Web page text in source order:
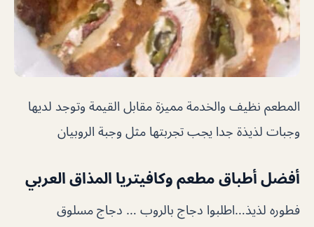
المطعم نظيف والخدمة مميزة مقابل القيمة وتوجد لديها
وجبات لذيذة جدا يجب تجربتها مثل وجبة الروبيان
أفضل أطباق مطعم وكافيتريا المذاق العربي
فطوره لذيذ…اطلبوا دجاج بالروب … دجاج مسلوق